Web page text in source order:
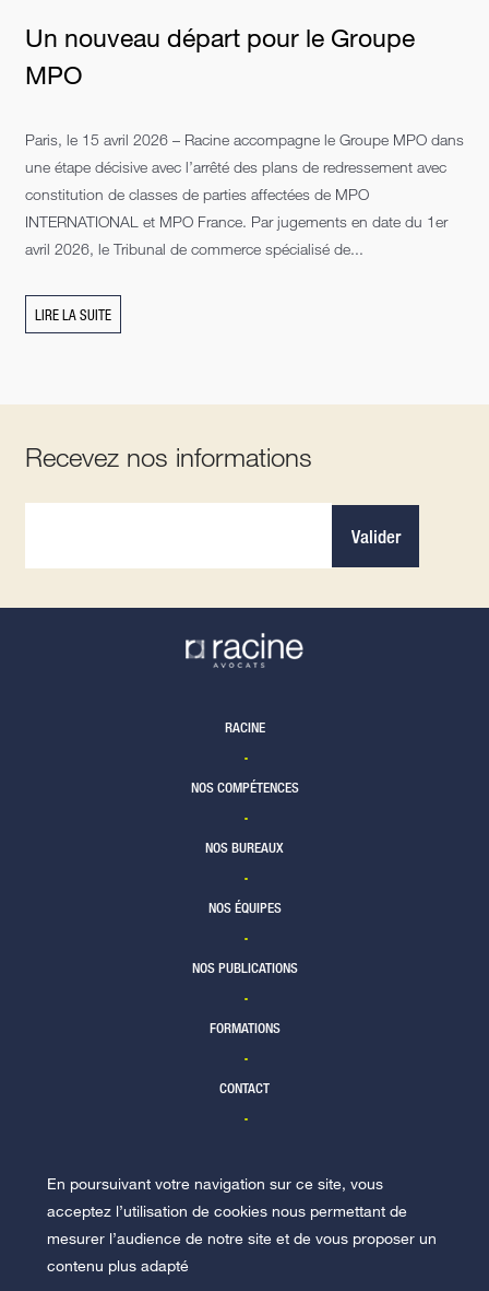
Un nouveau départ pour le Groupe
MPO
Paris, le 15 avril 2026 – Racine accompagne le Groupe MPO dans
une étape décisive avec l’arrêté des plans de redressement avec
constitution de classes de parties affectées de MPO
INTERNATIONAL et MPO France. Par jugements en date du 1er
avril 2026, le Tribunal de commerce spécialisé de...
LIRE LA SUITE
Recevez nos informations
Valider
RACINE
NOS COMPÉTENCES
NOS BUREAUX
NOS ÉQUIPES
NOS PUBLICATIONS
FORMATIONS
CONTACT
NOUS REJOINDRE
En poursuivant votre navigation sur ce site, vous
acceptez l’utilisation de cookies nous permettant de
mesurer l’audience de notre site et de vous proposer un
contenu plus adapté